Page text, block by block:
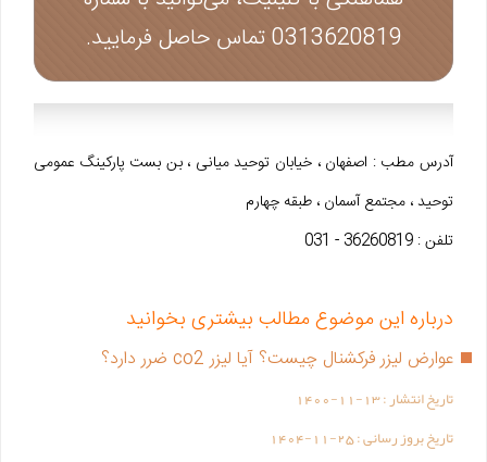
0313620819 تماس حاصل فرمایید.
آدرس مطب : اصفهان ، خیابان توحید میانی ، بن بست پارکینگ عمومی
توحید ، مجتمع آسمان ، طبقه چهارم
تلفن : 36260819 - 031
درباره این موضوع مطالب بیشتری بخوانید
عوارض لیزر فرکشنال چیست؟ آیا لیزر co2 ضرر دارد؟
تاریخ انتشار :1400-11-13
تاریخ بروز رسانی :1404-11-25